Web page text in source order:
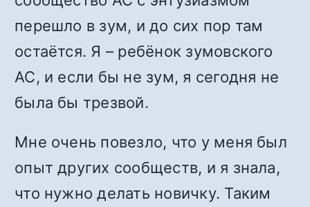
перешло в зум, и до сих пор там
остаётся. Я – ребёнок зумовского
АС, и если бы не зум, я сегодня не
была бы трезвой.
Мне очень повезло, что у меня был
опыт других сообществ, и я знала,
что нужно делать новичку. Таким